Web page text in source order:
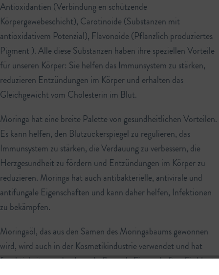
Antioxidantien (Verbindung en schützende
Körpergewebeschicht), Carotinoide (Substanzen mit
antioxidativem Potenzial), Flavonoide (Pflanzlich produziertes
Pigment ). Alle diese Substanzen haben ihre speziellen Vorteile
für unseren Körper: Sie helfen das Immunsystem zu stärken,
reduzieren Entzündungen im Körper und erhalten das
Gleichgewicht vom Cholesterin im Blut.
Moringa hat eine breite Palette von gesundheitlichen Vorteilen.
Es kann helfen, den Blutzuckerspiegel zu regulieren, das
Immunsystem zu stärken, die Verdauung zu verbessern, die
Herzgesundheit zu fördern und Entzündungen im Körper zu
reduzieren. Moringa hat auch antibakterielle, antivirale und
antifungale Eigenschaften und kann daher helfen, Infektionen
zu bekämpfen.
Moringaöl, das aus den Samen des Moringabaums gewonnen
wird, wird auch in der Kosmetikindustrie verwendet und hat
feuchtigkeitsspendende und pflegende Eigenschaften für Haut